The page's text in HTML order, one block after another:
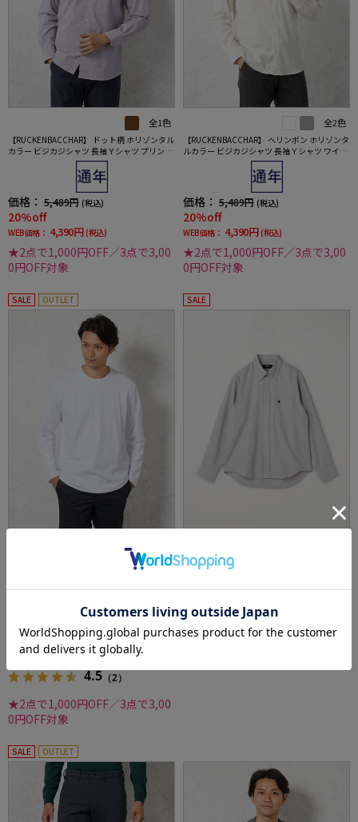
全1色
【RUCKENBACCHAR】 ドット柄 ホリゾンタル
カラー ビジカジシャツ 長袖Ｙシャツ プリント
価格： 5,489円 (税込)
20%off
WEB価格： 4,390円 (税込)
★2点で1,000円OFF／3点で3,00
0円OFF対象
全2色
【RUCKENBACCHAR】 へリンボン ホリゾンタ
ルカラー ビジカジシャツ 長袖Ｙシャツ ワイシ
価格： 5,489円 (税込)
20%off
WEB価格： 4,390円 (税込)
★2点で1,000円OFF／3点で3,00
0円OFF対象
SALE OUTLET
【抗菌防臭】シルケットスムース クルーネッ
価格： 5,489円 (税込)
27%off
WEB価格： 3,990円 (税込)
4.5 （2）
★2点で1,000円OFF／3点で3,00
0円OFF対象
SALE
【POLO BCS】 デニムライク ボタンダウン カ
価格： 5,489円 (税込)
9%off
SALE OUTLET